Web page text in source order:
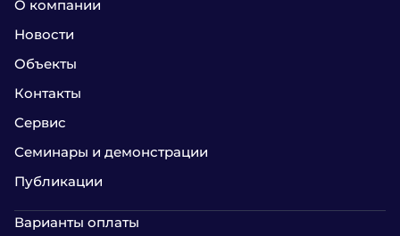
О компании
Новости
Объекты
Контакты
Сервис
Семинары и демонстрации
Публикации
Варианты оплаты